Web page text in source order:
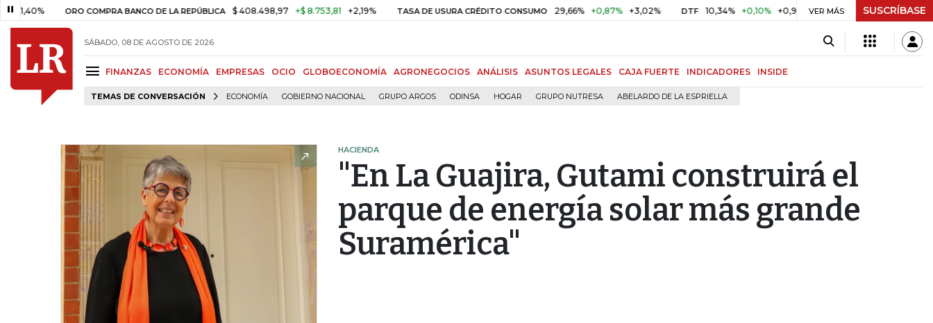
ORO COMPRA BANCO DE LA REPÚBLICA $ 408.498,97 +$ 8.753,81 +2,19% TASA DE USURA CRÉDITO CONSUMO 29,66% +0,87% +3,02% DTF 10,34% +0,10% +0,98% UVR $ 416,96 +$ 0,05 +0,01%
VER MÁS SUSCRÍBASE
SÁBADO, 08 DE AGOSTO DE 2026
FINANZAS ECONOMÍA EMPRESAS OCIO GLOBOECONOMÍA AGRONEGOCIOS ANÁLISIS ASUNTOS LEGALES CAJA FUERTE INDICADORES INSIDE
TEMAS DE CONVERSACIÓN ECONOMÍA GOBIERNO NACIONAL GRUPO ARGOS ODINSA HOGAR GRUPO NUTRESA ABELARDO DE LA ESPRIELLA
HACIENDA
"En La Guajira, Gutami construirá el
parque de energía solar más grande
Suramérica"